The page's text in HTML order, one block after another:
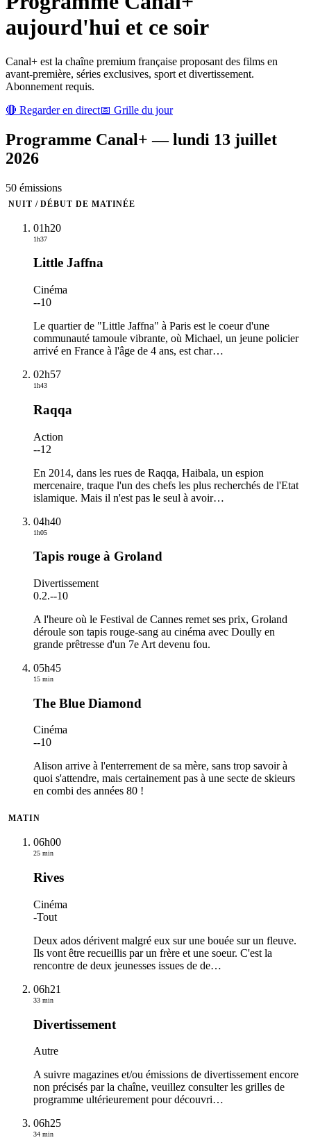
aujourd'hui et ce soir
Canal+ est la chaîne premium française proposant des films en
avant-première, séries exclusives, sport et divertissement.
Abonnement requis.
🔴 Regarder en direct📅 Grille du jour
Programme Canal+ —lundi 13 juillet
2026
50 émissions
NUIT / DÉBUT DE MATINÉE
01h20
1h37
Little Jaffna
Cinéma
--10
Le quartier de "Little Jaffna" à Paris est le coeur d'une
communauté tamoule vibrante, où Michael, un jeune policier
arrivé en France à l'âge de 4 ans, est char…
02h57
1h43
Raqqa
Action
--12
En 2014, dans les rues de Raqqa, Haibala, un espion
mercenaire, traque l'un des chefs les plus recherchés de l'Etat
islamique. Mais il n'est pas le seul à avoir…
04h40
1h05
Tapis rouge à Groland
Divertissement
0.2.--10
A l'heure où le Festival de Cannes remet ses prix, Groland
déroule son tapis rouge-sang au cinéma avec Doully en
grande prêtresse d'un 7e Art devenu fou.
05h45
15 min
The Blue Diamond
Cinéma
--10
Alison arrive à l'enterrement de sa mère, sans trop savoir à
quoi s'attendre, mais certainement pas à une secte de skieurs
en combi des années 80 !
MATIN
06h00
25 min
Rives
Cinéma
-Tout
Deux ados dérivent malgré eux sur une bouée sur un fleuve.
Ils vont être recueillis par un frère et une soeur. C'est la
rencontre de deux jeunesses issues de de…
06h21
33 min
Divertissement
Autre
A suivre magazines et/ou émissions de divertissement encore
non précisés par la chaîne, veuillez consulter les grilles de
programme ultérieurement pour découvri…
06h25
34 min